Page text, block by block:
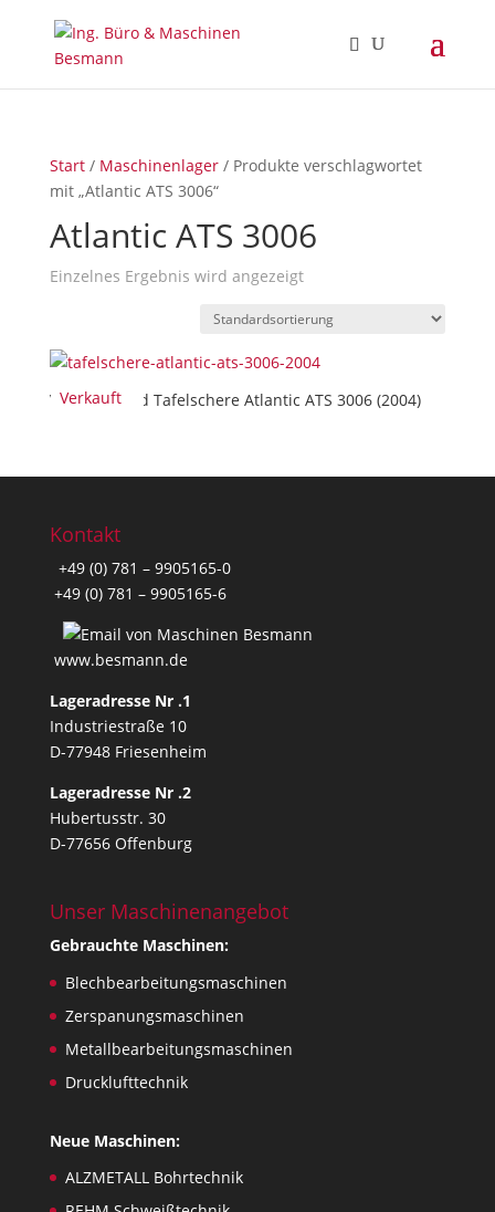
Start/ Maschinenlager/ Produkte verschlagwortet
mit „Atlantic ATS 3006“
Atlantic ATS 3006
Einzelnes Ergebnis wird angezeigt
Verkauft
Verkauft/Sold Tafelschere Atlantic ATS 3006 (2004)
Kontakt
+49 (0) 781 – 9905165-0
+49 (0) 781 – 9905165-6
www.besmann.de
Lageradresse Nr .1
Industriestraße 10
D-77948 Friesenheim
Lageradresse Nr .2
Hubertusstr. 30
D-77656 Offenburg
Unser Maschinenangebot
Gebrauchte Maschinen:
Blechbearbeitungsmaschinen
Zerspanungsmaschinen
Metallbearbeitungsmaschinen
Drucklufttechnik
Neue Maschinen:
ALZMETALL Bohrtechnik